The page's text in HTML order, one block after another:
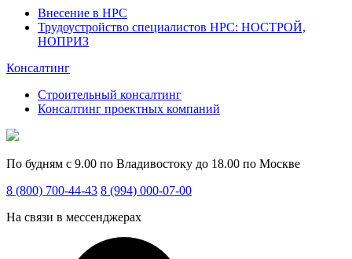
Внесение в НРС
Трудоустройство специалистов НРС: НОСТРОЙ,
НОПРИЗ
Консалтинг
Строительный консалтинг
Консалтинг проектных компаний
По будням с 9.00 по Владивостоку до 18.00 по Москве
8 (800) 700-44-43 8 (994) 000-07-00
На связи в мессенджерах